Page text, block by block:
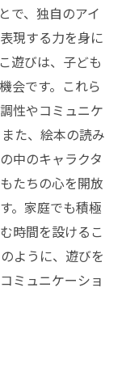
で、独自のアイ
現する力を身に
遊びは、子ども
会です。これら
性やコミュニケ
た、絵本の読み
中のキャラクタ
たちの心を開放
。家庭でも積極
時間を設けるこ
ように、遊びを
ミュニケーショ